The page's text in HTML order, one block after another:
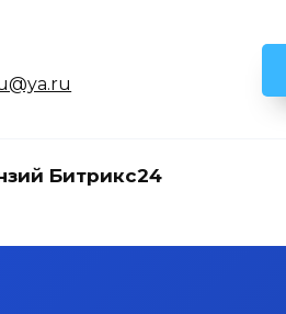
Битрикс24